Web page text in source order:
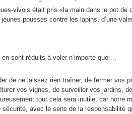
vivois était pris «la main dans le pot de
pousses contre les lapins, d’une
sont réduits à voler n’importe quoi…
de ne laissez rien traîner, de fermer vos
vos vignes, de surveiller vos jardins,
tout cela sera inutile, car notre
avec le sens de la responsabilité